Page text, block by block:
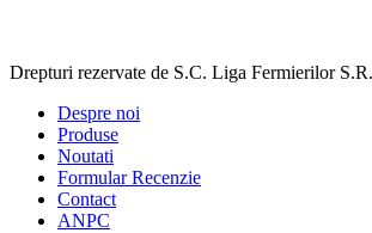
Drepturi rezervate de S.C. Liga Fermierilor
Despre noi
Produse
Noutati
Formular Recenzie
Contact
ANPC